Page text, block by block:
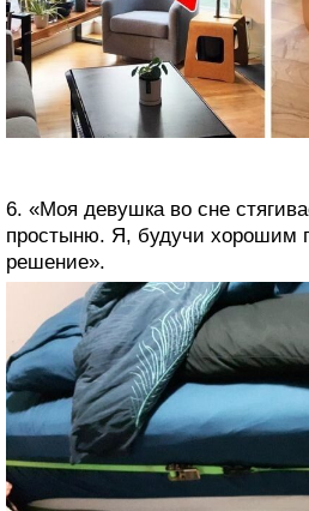
6. «Моя девушка во сне
простыню. Я, будучи хорошим
решение».